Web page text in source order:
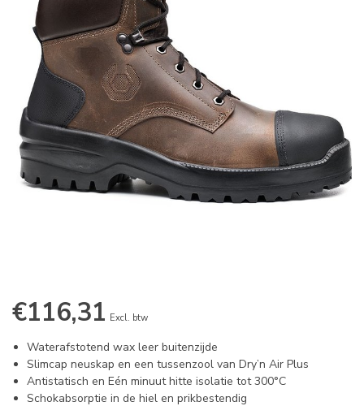
€116,31 Excl. btw
Waterafstotend wax leer buitenzijde
Slimcap neuskap en een tussenzool van Dry’n Air Plus
Antistatisch en Eén minuut hitte isolatie tot 300°C
Schokabsorptie in de hiel en prikbestendig